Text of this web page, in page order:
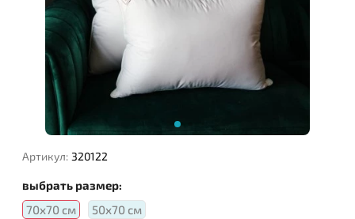
Артикул: 320122
выбрать размер:
70х70 см
50х70 см